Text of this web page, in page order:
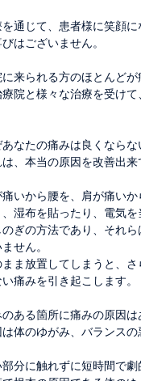
通じて、患者様に笑顔
はございません。
に来られる方のほとんど
院と様々な治療を受け
なたの痛みは良くならな
、本当の原因を改善出来
痛いから腰を、肩が痛い
、湿布を貼ったり、電気
ぎの方法であり、それ
せん。
まま放置してしまうと、
痛みを引き起こします。
ある箇所に痛みの原因
体のゆがみ、バランスの
分に触れずに短時間で